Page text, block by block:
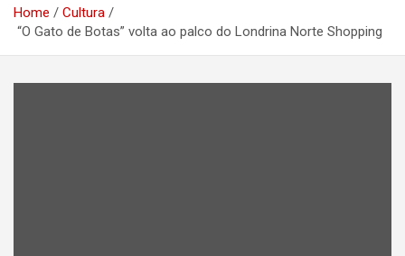
Home
Cultura
“O Gato de Botas” volta ao palco do Londrina Norte Shopping